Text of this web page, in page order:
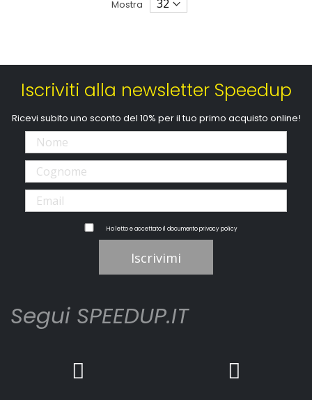
Mostra
Iscriviti alla newsletter Speedup
Ricevi subito uno sconto del 10% per il tuo primo acquisto online!
Ho letto e accettato il documentoprivacy policy
Iscrivimi
Segui SPEEDUP.IT